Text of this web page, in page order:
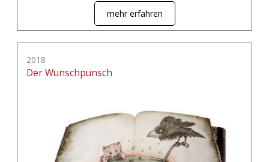
mehr erfahren
2018
Der Wunschpunsch